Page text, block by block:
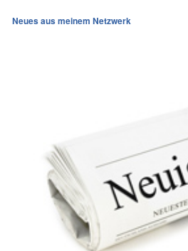
Neues aus meinem Netzwerk